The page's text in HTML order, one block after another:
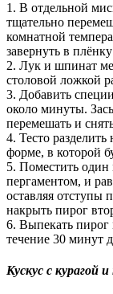
1. В отдельной
тщательно
комнатной
завернуть в
2. Лук и шпинат
столовой ложкой
3. Добавить
около минуты.
перемешать и
4. Тесто разделить
форме, в которой
5. Поместить один
пергаментом, и
оставляя отступы
накрыть пирог
6. Выпекать пирог
течение 30 минут
Кускус с курагой